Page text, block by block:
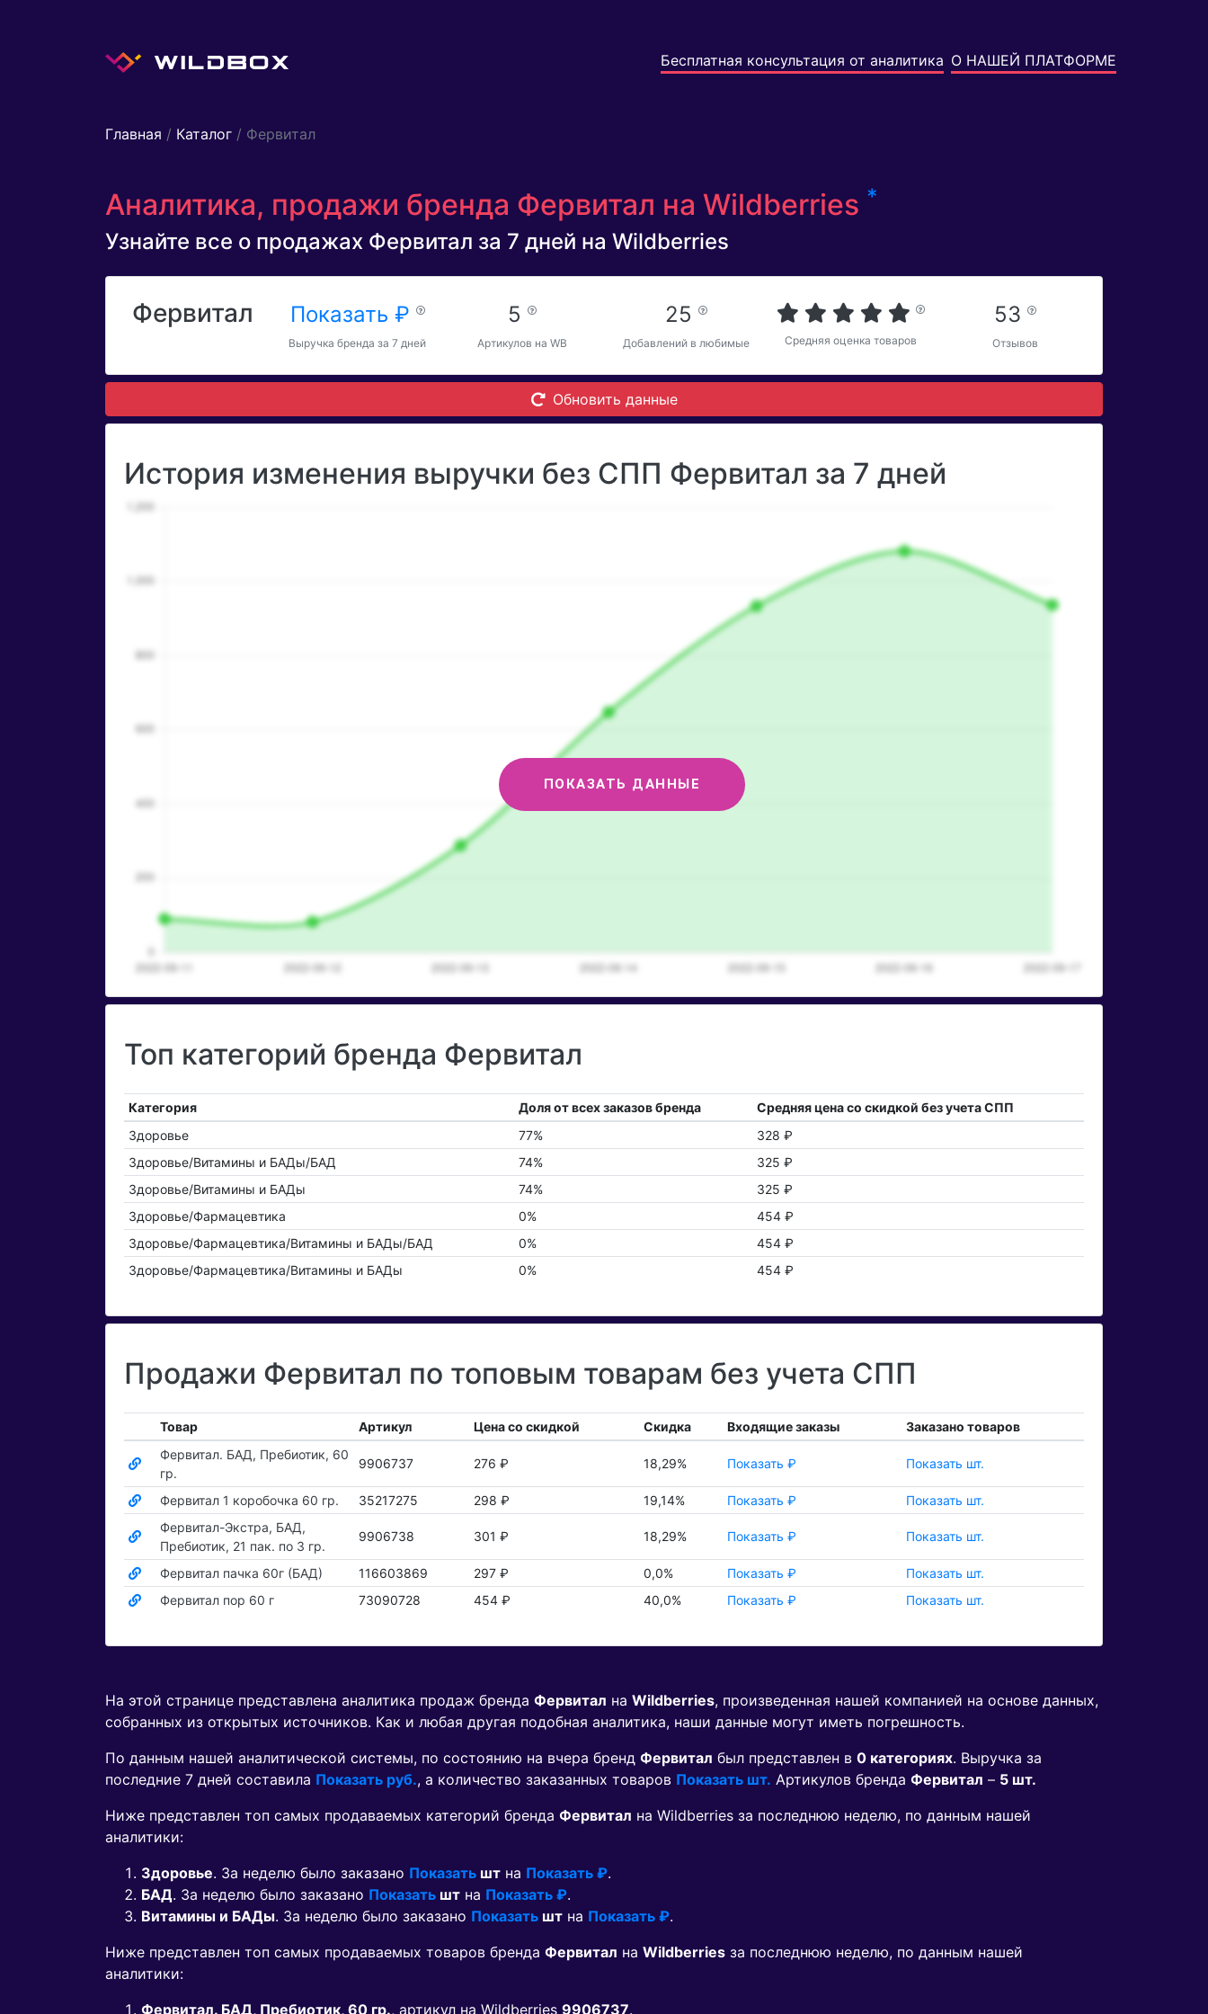
Бесплатная консультация от аналитика О НАШЕЙ ПЛАТФОРМЕ
Главная / Каталог / Фервитал
Аналитика, продажи бренда Фервитал на Wildberries *
Узнайте все о продажах Фервитал за 7 дней на Wildberries
Фервитал Показать ₽
Выручка бренда за 7 дней
5
Артикулов на WB
25
Добавлений в любимые Средняя оценка товаров
53
Отзывов
Обновить данные
История изменения выручки без СПП Фервитал за 7 дней
ПОКАЗАТЬ ДАННЫЕ
Топ категорий бренда Фервитал
Категория Доля от всех заказов бренда
Средняя цена со скидкой без учета СПП
Здоровье
77%
328 ₽
Здоровье/Витамины и БАДы/БАД
74%
325 ₽
Здоровье/Витамины и БАДы
74%
325 ₽
Здоровье/Фармацевтика
0%
454 ₽
Здоровье/Фармацевтика/Витамины и БАДы/БАД
0%
454 ₽
Здоровье/Фармацевтика/Витамины и БАДы
0% 454 ₽
Продажи Фервитал по топовым товарам без учета СПП
Товар Артикул Цена со скидкой Скидка Входящие заказы
Заказано товаров
Фервитал. БАД, Пребиотик, 60
гр.
9906737 276 ₽ 18,29% Показать ₽ Показать шт.
Фервитал 1 коробочка 60 гр. 35217275 298 ₽ 19,14% Показать ₽
Показать шт.
Фервитал-Экстра, БАД,
Пребиотик, 21 пак. по 3 гр.
9906738 301 ₽ 18,29% Показать ₽ Показать шт.
Фервитал пачка 60г (БАД) 116603869 297 ₽ 0,0% Показать ₽
Показать шт.
Фервитал пор 60 г
73090728 454 ₽ 40,0% Показать ₽ Показать шт.
На этой странице представлена аналитика продаж бренда Фервитал на Wildberries, произведенная нашей компанией на основе данных,
собранных из открытых источников. Как и любая другая подобная аналитика, наши данные могут иметь погрешность.
По данным нашей аналитической системы, по состоянию на вчера бренд Фервитал был представлен в 0 категориях. Выручка за
последние 7 дней составила Показать руб., а количество заказанных товаров Показать шт. Артикулов бренда Фервитал – 5 шт.
Ниже представлен топ самых продаваемых категорий бренда Фервитал на Wildberries за последнюю неделю, по данным нашей
аналитики:
Здоровье. За неделю было заказано Показать шт на Показать ₽.
БАД. За неделю было заказано Показать шт на Показать ₽.
Витамины и БАДы. За неделю было заказано Показать шт на Показать ₽.
Ниже представлен топ самых продаваемых товаров бренда Фервитал на Wildberries за последнюю неделю, по данным нашей
аналитики:
Фервитал. БАД, Пребиотик, 60 гр., артикул на Wildberries 9906737.